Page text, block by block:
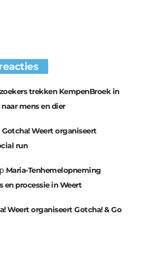
trekken KempenBroek in
mens en dier
Gotcha! Weert organiseert
run
Maria-Tenhemelopneming
en processie in Weert
Weert organiseert Gotcha! & Go